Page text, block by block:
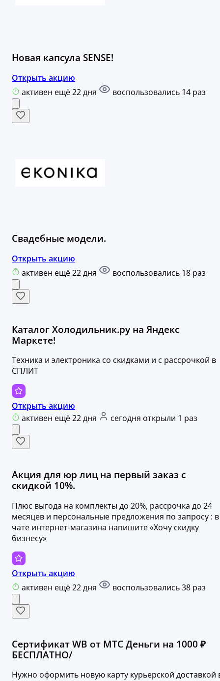
Новая капсула SENSE!
Открыть акцию
активен ещё 22 дня
воспользовались 14 раз
Свадебные модели.
Открыть акцию
активен ещё 22 дня
воспользовались 18 раз
Каталог Холодильник.ру на Яндекс
Маркете!
Техника и электроника со скидками и с рассрочкой в
СПЛИТ
Открыть акцию
активен ещё 22 дня
сегодня открыли 1 раз
Акция для юр лиц на первый заказ с
скидкой 10%.
Плюс выгода на комплекты до 20%, рассрочка до 24
месяцев и персональные предложения по запросу : в
чате интернет-магазина напишите «Хочу скидку
бизнесу»
Открыть акцию
активен ещё 22 дня
воспользовались 38 раз
Сертификат WB от МТС Деньги на 1000 ₽
БЕСПЛАТНО/
Нужно оформить новую карту курьерской доставкой